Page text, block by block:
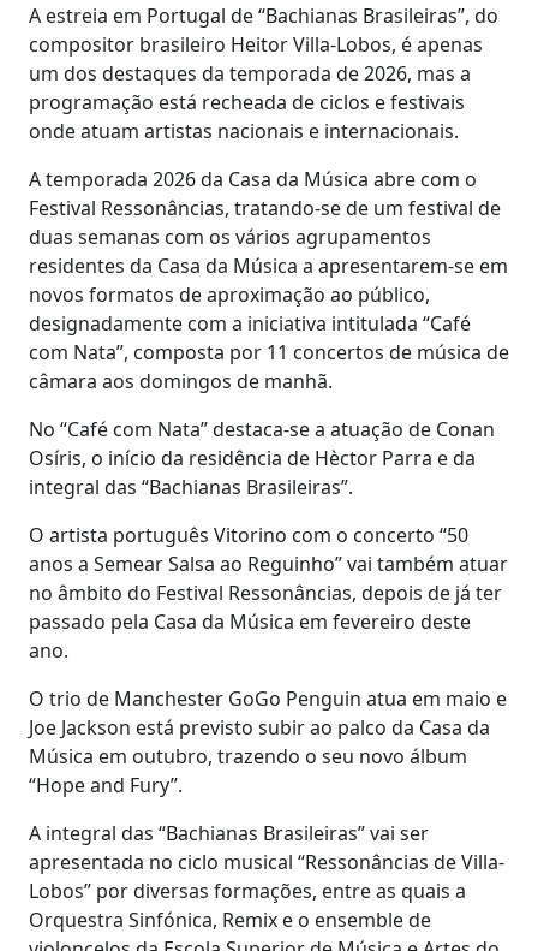
A estreia em Portugal de “Bachianas Brasileiras”, do
compositor brasileiro Heitor Villa-Lobos, é apenas
um dos destaques da temporada de 2026, mas a
programação está recheada de ciclos e festivais
onde atuam artistas nacionais e internacionais.
A temporada 2026 da Casa da Música abre com o
Festival Ressonâncias, tratando-se de um festival de
duas semanas com os vários agrupamentos
residentes da Casa da Música a apresentarem-se em
novos formatos de aproximação ao público,
designadamente com a iniciativa intitulada “Café
com Nata”, composta por 11 concertos de música de
câmara aos domingos de manhã.
No “Café com Nata” destaca-se a atuação de Conan
Osíris, o início da residência de Hèctor Parra e da
integral das “Bachianas Brasileiras”.
O artista português Vitorino com o concerto “50
anos a Semear Salsa ao Reguinho” vai também atuar
no âmbito do Festival Ressonâncias, depois de já ter
passado pela Casa da Música em fevereiro deste
ano.
O trio de Manchester GoGo Penguin atua em maio e
Joe Jackson está previsto subir ao palco da Casa da
Música em outubro, trazendo o seu novo álbum
“Hope and Fury”.
A integral das “Bachianas Brasileiras” vai ser
apresentada no ciclo musical “Ressonâncias de Villa-
Lobos” por diversas formações, entre as quais a
Orquestra Sinfónica, Remix e o ensemble de